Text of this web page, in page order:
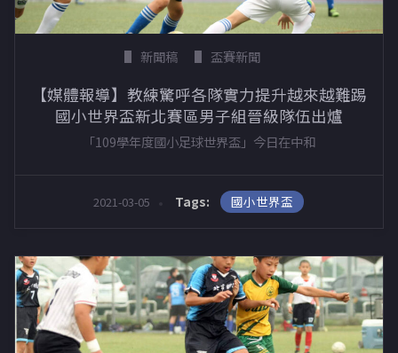
新聞稿 盃賽新聞
【媒體報導】教練驚呼各隊實力提升越來越難踢
國小世界盃新北賽區男子組晉級隊伍出爐
「109學年度國小足球世界盃」今日在中和
2021-03-05 Tags: 國小世界盃